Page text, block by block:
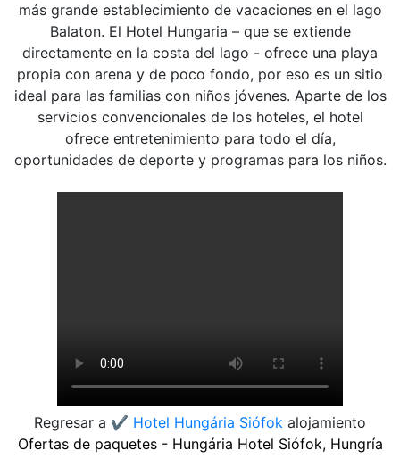
más grande establecimiento de vacaciones en el lago
Balaton. El Hotel Hungaria – que se extiende
directamente en la costa del lago - ofrece una playa
propia con arena y de poco fondo, por eso es un sitio
ideal para las familias con niños jóvenes. Aparte de los
servicios convencionales de los hoteles, el hotel
ofrece entretenimiento para todo el día,
oportunidades de deporte y programas para los niños.
Regresar a ✔️ Hotel Hungária Siófok alojamiento
Ofertas de paquetes - Hungária Hotel Siófok, Hungría